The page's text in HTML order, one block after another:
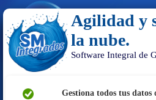
Agilidad y
la nube.
Software Integral de
Gestiona todos tus datos